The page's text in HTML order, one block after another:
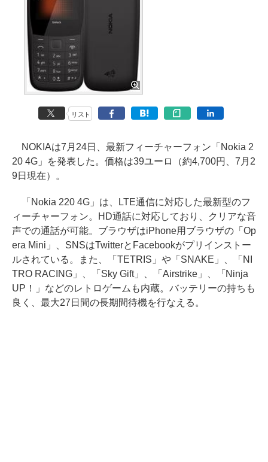
リスト
NOKIAは7月24日、最新フィーチャーフォン「Nokia 2
20 4G」を発表した。価格は39ユーロ（約4,700円、7月2
9日現在）。
「Nokia 220 4G」は、LTE通信に対応した最新型のフ
ィーチャーフォン。HD通話に対応しており、クリアな音
声での通話が可能。ブラウザはiPhone用ブラウザの「Op
era Mini」、SNSはTwitterとFacebookがプリインストー
ルされている。また、「TETRIS」や「SNAKE」、「NI
TRO RACING」、「Sky Gift」、「Airstrike」、「Ninja
UP！」などのレトロゲームも内蔵。バッテリーの持ちも
良く、最大27日間の長期間待機を行なえる。